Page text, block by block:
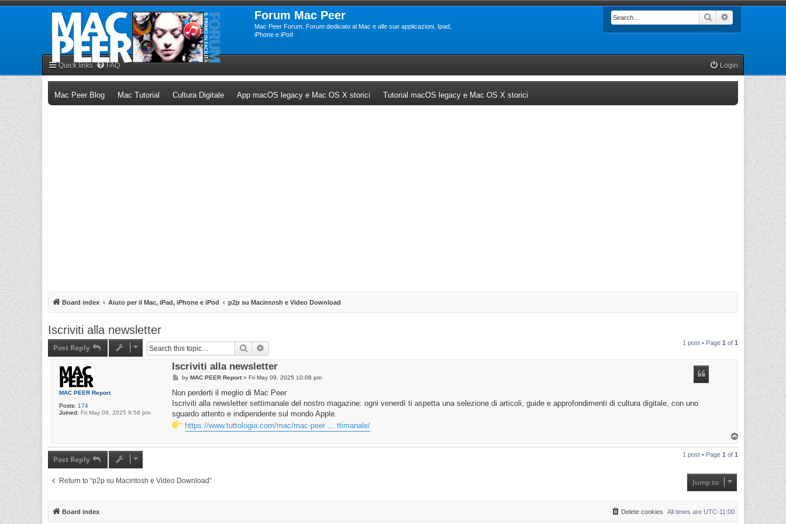
Forum Mac Peer
Mac Peer Forum. Forum dedicato al Mac e alle sue applicazioni. Ipad,
iPhone e iPod
Search
Quick links FAQ Login
Mac Peer Blog(Opens a new tab)
Mac Tutorial (Opens a new tab)
Cultura Digitale(Opens a new tab)
App macOS legacy e Mac OS X storici (Opens a new tab)
Tutorial macOS legacy e Mac OS X storici
Board index Aiuto per il Mac, iPad, iPhone e iPod p2p su Macintosh e Video Download
Iscriviti alla newsletter
Post Reply Search 1 post • Page 1 of 1
MAC PEER Report
Posts: 174
Joined: Fri May 09, 2025 9:56 pm
Iscriviti alla newsletter
P
s
by MAC PEER Report» Fri May 09, 2025 10:08 pm
Non perderti il meglio di Mac Peer
Iscriviti alla newsletter settimanale del nostro magazine: ogni venerdì ti aspetta una selezione di articoli, guide e approfondimenti di cultura digitale, con uno
sguardo attento e indipendente sul mondo Apple.
https://www.tuttologia.com/mac/mac-peer ... ttimanale/
Post Reply 1 post • Page 1 of 1
Return to “p2p su Macintosh e Video Download” Jump to
Board index All times are UTC-11:00
Delete cookies